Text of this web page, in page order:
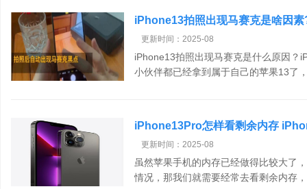
iPhone13拍照出现马赛克是啥因
更新时间：2025-08
iPhone13拍照出现马赛克是什么原因？
小伙伴都已经拿到属于自己的苹果13了
iPhone13Pro怎样看剩余内存
更新时间：2025-08
虽然苹果手机的内存已经做得比较大了
情况，那我们就需要经常去看剩余内存